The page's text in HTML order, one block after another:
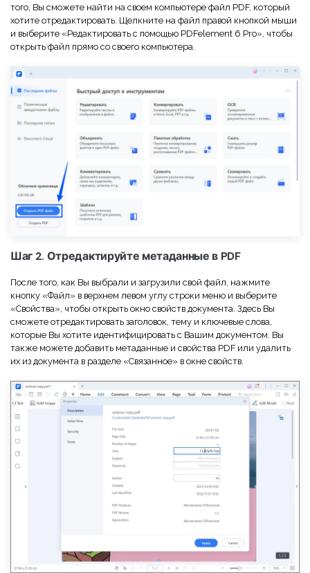
Фрилансер
Все Функции PDF
того, Вы сможете найти на своем компьютере файл PDF, который
хотите отредактировать. Щелкните на файл правой кнопкой мыши
и выберите «Редактировать с помощью PDFelement 6 Pro», чтобы
открыть файл прямо со своего компьютера.
Шаг 2. Отредактируйте метаданные в PDF
После того, как Вы выбрали и загрузили свой файл, нажмите
кнопку «Файл» в верхнем левом углу строки меню и выберите
«Свойства», чтобы открыть окно свойств документа. Здесь Вы
сможете отредактировать заголовок, тему и ключевые слова,
которые Вы хотите идентифицировать с Вашим документом. Вы
также можете добавить метаданные и свойства PDF или удалить
их из документа в разделе «Связанное» в окне свойств.